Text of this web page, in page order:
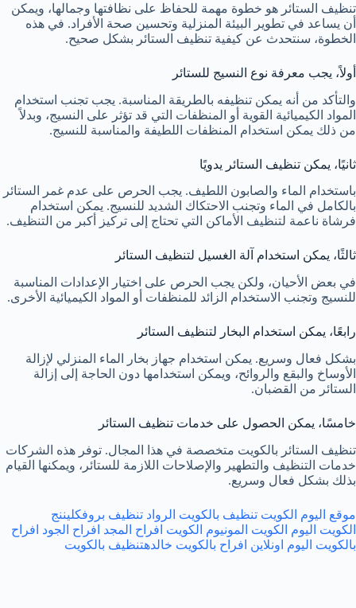
تنظيف الستائر هو خطوة مهمة للحفاظ على نظافتها وجمالها، ويمكن
أن يساعد في تطوير البيئة المنزلية وتحسين صحة الأفراد. في هذه
الخطوة، سنتحدث عن كيفية تنظيف الستائر بشكل صحيح.
أولاً، يجب معرفة نوع النسيج للستائر
والتأكد من أنه يمكن تنظيفه بالطريقة المناسبة. يجب تجنب استخدام
المواد الكيميائية القوية أو المنظفات التي قد تؤثر على النسيج، وبدلاً
من ذلك يمكن استخدام المنظفات اللطيفة والمناسبة للنسيج.
ثانيًا، يمكن تنظيف الستائر يدويًا
باستخدام الماء والصابون اللطيف. يجب الحرص على عدم غمر الستائر
بالكامل في الماء وتجنب الاحتكاك الشديد للنسيج. يمكن استخدام
فرشاة ناعمة لتنظيف الأماكن التي تحتاج إلى تركيز أكبر من التنظيف.
ثالثًا، يمكن استخدام آلة الغسيل لتنظيف الستائر
في بعض الأحيان، ولكن يجب الحرص على اختيار الإعدادات المناسبة
للنسيج وتجنب الاستخدام الزائد للمنظفات أو المواد الكيميائية الأخرى.
رابعًا، يمكن استخدام البخار لتنظيف الستائر
بشكل فعال وسريع. يمكن استخدام جهاز بخار الماء المنزلي لإزالة
الأوساخ والبقع والروائح، ويمكن استخدامها دون الحاجة إلى إزالة
الستائر من القضبان.
خامسًا، يمكن الحصول على خدمات تنظيف الستائر
تنظيف الستائر بالكويت متخصصة في هذا المجال. توفر هذه الشركات
خدمات التنظيف والتطهير والإصلاحات اللازمة للستائر، ويمكنها القيام
بذلك بشكل فعال وسريع.
موقع اليوم الكويت تنظيف بالكويت الرواد تنظيف بروفكليننج
الكويت اليوم الكويت المونيوم الكويت افراح المجد افراح الجود افراح
بالكويت اليوم اونلاين افراح بالكويت خالدهتنظيف بالكويت